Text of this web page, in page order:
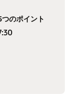
のポイント